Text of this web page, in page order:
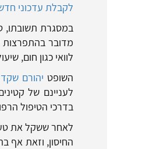
לקבלת עדכוני
במסגרת תשובתו,
מדובר בהתפרצות
לוואי כגון חום,
השופט יהורם שקד
לעניינם של
בדרכי הטיפול
לאחר ששקל את
החיסון, וזאת אף